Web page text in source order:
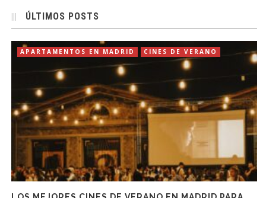
ÚLTIMOS POSTS
APARTAMENTOS EN MADRID CINES DE VERANO